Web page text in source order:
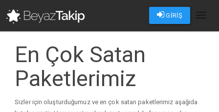
GİRİŞ
En Çok Satan
Paketlerimiz
Sizler için oluşturduğumuz ve en çok satan paketlerimiz aşağida